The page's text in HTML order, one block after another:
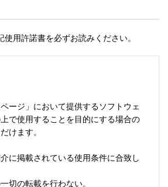
用許諾書を必ずお読みください。
ージ」において提供するソフトウェ
で使用することを目的にする場合の
けます。
に掲載されている使用条件に合致し
切の転載を行わない。